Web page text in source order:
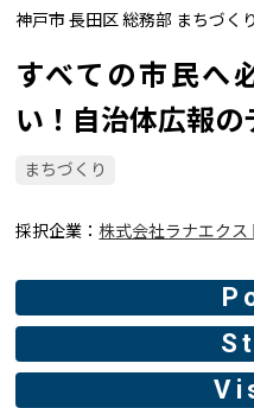
神戸市 長田区 総務部 まちづく
すべての市民へ
い！自治体広報
まちづくり
採択企業 株式会社ラナエクス